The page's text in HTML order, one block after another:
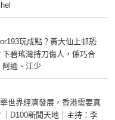
玩成點？黃大仙上邨恐
碧瑤灣持刀傷人，係巧合
通、江少
世界經濟發展，香港需要真
D100新聞天地｜主持：李